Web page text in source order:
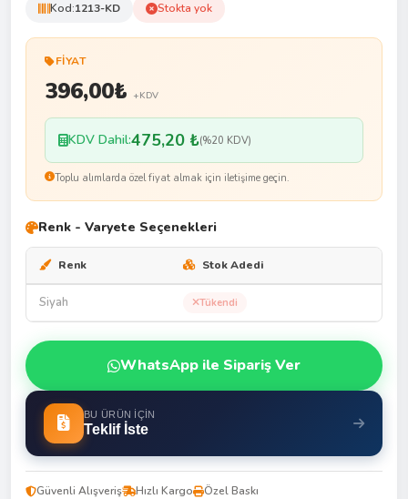
Kod:1213-KD Stokta yok
FIYAT
396,00₺ +KDV
KDV Dahil:475,20 ₺(%20 KDV)
Toplu alımlarda özel fiyat almak için iletişime geçin.
Renk - Varyete Seçenekleri
Renk Stok Adedi
Siyah Tükendi
WhatsApp ile Sipariş Ver
BU ÜRÜN İÇIN
Teklif İste
Güvenli Alışveriş Hızlı Kargo Özel Baskı